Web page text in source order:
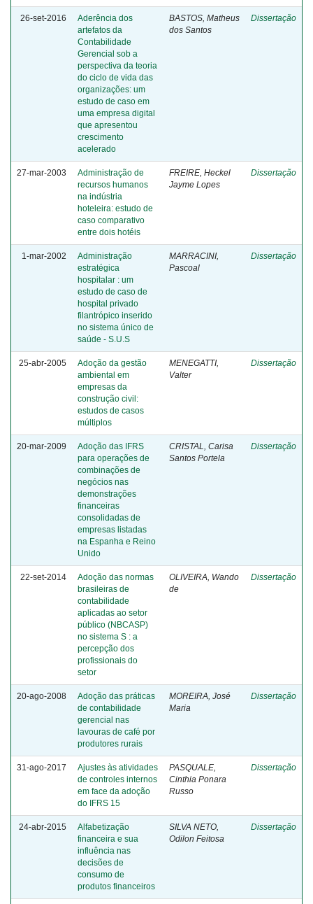
26-set-2016
Aderência dos
artefatos da
Contabilidade
Gerencial sob a
perspectiva da teoria
do ciclo de vida das
organizações: um
estudo de caso em
uma empresa digital
que apresentou
crescimento
acelerado
BASTOS, Matheus
dos Santos
Dissertação
27-mar-2003
Administração de
recursos humanos
na indústria
hoteleira: estudo de
caso comparativo
entre dois hotéis
FREIRE, Heckel
Jayme Lopes
Dissertação
1-mar-2002
Administração
estratégica
hospitalar : um
estudo de caso de
hospital privado
filantrópico inserido
no sistema único de
saúde - S.U.S
MARRACINI,
Pascoal
Dissertação
25-abr-2005
Adoção da gestão
ambiental em
empresas da
construção civil:
estudos de casos
múltiplos
MENEGATTI,
Valter
Dissertação
20-mar-2009
Adoção das IFRS
para operações de
combinações de
negócios nas
demonstrações
financeiras
consolidadas de
empresas listadas
na Espanha e Reino
Unido
CRISTAL, Carisa
Santos Portela
Dissertação
22-set-2014
Adoção das normas
brasileiras de
contabilidade
aplicadas ao setor
público (NBCASP)
no sistema S : a
percepção dos
profissionais do
setor
OLIVEIRA, Wando
de
Dissertação
20-ago-2008
Adoção das práticas
de contabilidade
gerencial nas
lavouras de café por
produtores rurais
MOREIRA, José
Maria
Dissertação
31-ago-2017
Ajustes às atividades
de controles internos
em face da adoção
do IFRS 15
PASQUALE,
Cinthia Ponara
Russo
Dissertação
24-abr-2015
Alfabetização
financeira e sua
influência nas
decisões de
consumo de
produtos financeiros
SILVA NETO,
Odilon Feitosa
Dissertação